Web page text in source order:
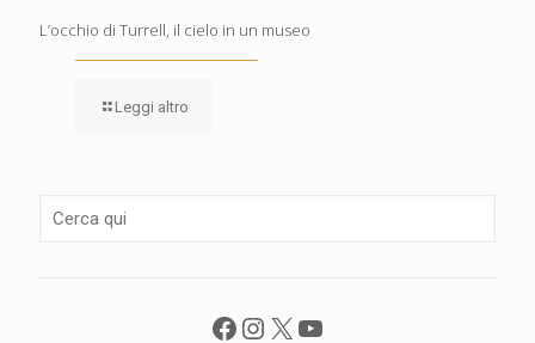
L’occhio di Turrell, il cielo in un museo
Leggi altro
Facebook
Instagram
X YouTube